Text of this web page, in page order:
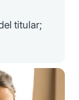
titular;